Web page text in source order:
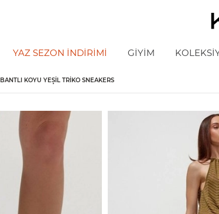
YAZ SEZON İNDIRIMI GİYİM
BANTLI KOYU YEŞIL TRIKO SNEAKERS